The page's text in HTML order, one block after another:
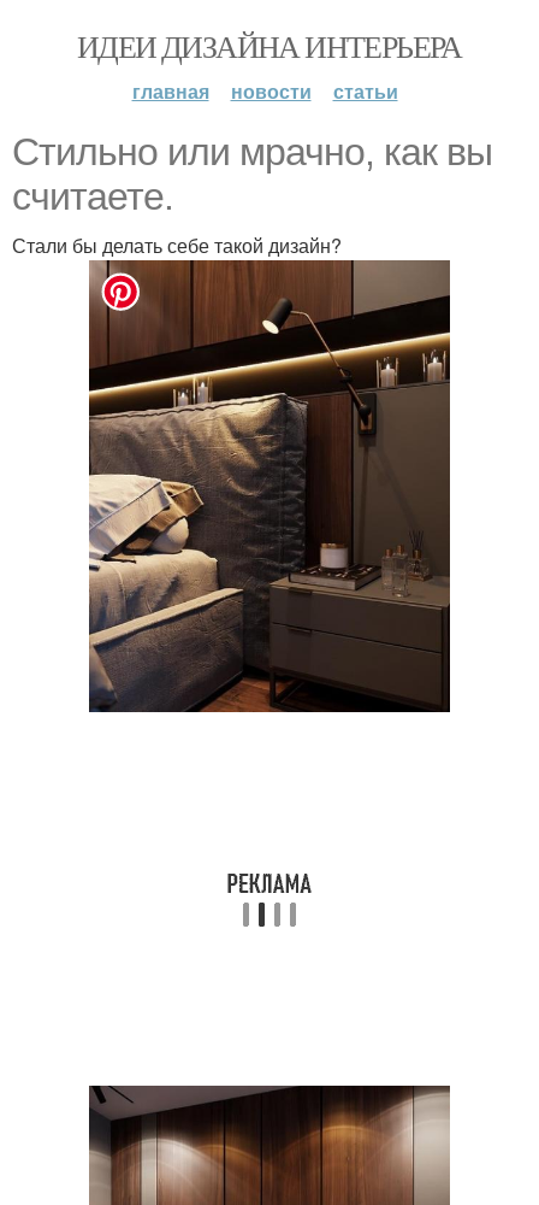
ИДЕИ ДИЗАЙНА ИНТЕРЬЕРА
главная новости статьи
Стильно или мрачно, как вы
считаете.
Стали бы делать себе такой дизайн?